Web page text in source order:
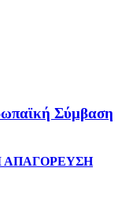
Σύμβαση
ΑΠΑΓΟΡΕΥΣΗ